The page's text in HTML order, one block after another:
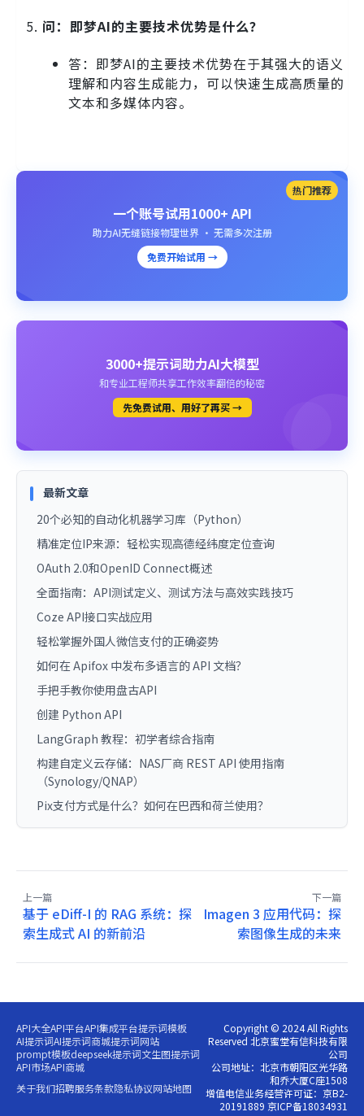
问：即梦AI的主要技术优势是什么？
答：即梦AI的主要技术优势在于其强大的语义
理解和内容生成能力，可以快速生成高质量的
文本和多媒体内容。
热门推荐
一个账号试用1000+ API
助力AI无缝链接物理世界 · 无需多次注册
免费开始试用 →
3000+提示词助力AI大模型
和专业工程师共享工作效率翻倍的秘密
先免费试用、用好了再买 →
最新文章
20个必知的自动化机器学习库（Python）
精准定位IP来源：轻松实现高德经纬度定位查询
OAuth 2.0和OpenID Connect概述
全面指南：API测试定义、测试方法与高效实践技巧
Coze API接口实战应用
轻松掌握外国人微信支付的正确姿势
如何在 Apifox 中发布多语言的 API 文档？
手把手教你使用盘古API
创建 Python API
LangGraph 教程：初学者综合指南
构建自定义云存储：NAS厂商 REST API 使用指南
（Synology/QNAP）
Pix支付方式是什么？如何在巴西和荷兰使用？
上一篇
基于 eDiff-I 的 RAG 系统：探
索生成式 AI 的新前沿
下一篇
Imagen 3 应用代码：探
索图像生成的未来
API大全API平台API集成平台提示词模板
AI提示词AI提示词商城提示词网站
prompt模板deepseek提示词文生图提示词
API市场API商城
关于我们招聘服务条款隐私协议网站地图
Copyright © 2024 All Rights
Reserved 北京蜜堂有信科技有限
公司
公司地址：北京市朝阳区光华路
和乔大厦C座1508
增值电信业务经营许可证：京B2-
20191889 京ICP备18034931